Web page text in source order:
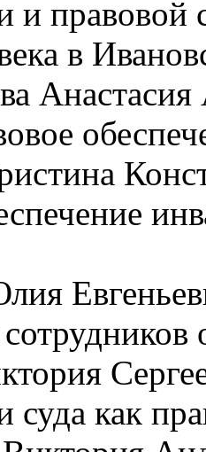
и правовой
в
суда как